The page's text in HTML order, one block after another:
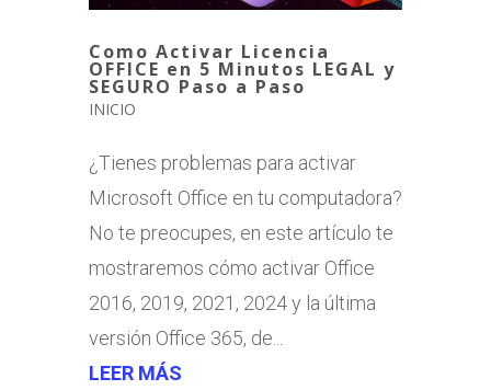
Como Activar Licencia
OFFICE en 5 Minutos LEGAL y
SEGURO Paso a Paso
INICIO
¿Tienes problemas para activar
Microsoft Office en tu computadora?
No te preocupes, en este artículo te
mostraremos cómo activar Office
2016, 2019, 2021, 2024 y la última
versión Office 365, de...
LEER MÁS